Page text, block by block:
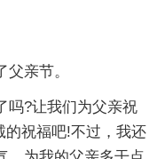
亲节。
吗?让我们为父亲祝
的祝福吧!不过，我还